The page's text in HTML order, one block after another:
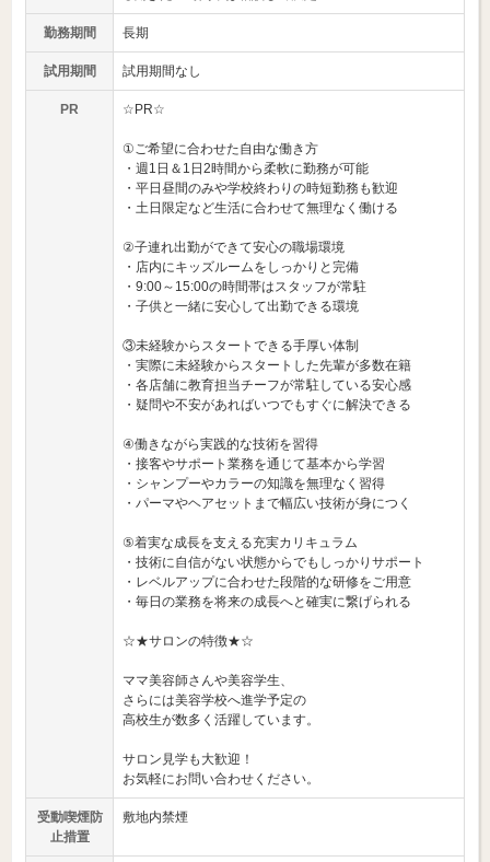
勤務期間 長期
試用期間 試用期間なし
PR ☆PR☆
①ご希望に合わせた自由な働き方
・週1日＆1日2時間から柔軟に勤務が可能
・平日昼間のみや学校終わりの時短勤務も歓迎
・土日限定など生活に合わせて無理なく働ける
②子連れ出勤ができて安心の職場環境
・店内にキッズルームをしっかりと完備
・9:00～15:00の時間帯はスタッフが常駐
・子供と一緒に安心して出勤できる環境
③未経験からスタートできる手厚い体制
・実際に未経験からスタートした先輩が多数在籍
・各店舗に教育担当チーフが常駐している安心感
・疑問や不安があればいつでもすぐに解決できる
④働きながら実践的な技術を習得
・接客やサポート業務を通じて基本から学習
・シャンプーやカラーの知識を無理なく習得
・パーマやヘアセットまで幅広い技術が身につく
⑤着実な成長を支える充実カリキュラム
・技術に自信がない状態からでもしっかりサポート
・レベルアップに合わせた段階的な研修をご用意
・毎日の業務を将来の成長へと確実に繋げられる
☆★サロンの特徴★☆
ママ美容師さんや美容学生、
さらには美容学校へ進学予定の
高校生が数多く活躍しています。
サロン見学も大歓迎！
お気軽にお問い合わせください。
受動喫煙防
止措置
敷地内禁煙